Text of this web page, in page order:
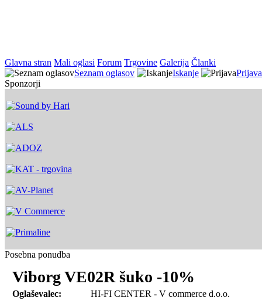
Glavna stran Mali oglasi Forum Trgovine Galerija Članki
Seznam oglasov
Iskanje
Prijava
Sponzorji
Posebna ponudba
Viborg VE02R šuko -10%
Oglaševalec: HI-FI CENTER - V commerce d.o.o.